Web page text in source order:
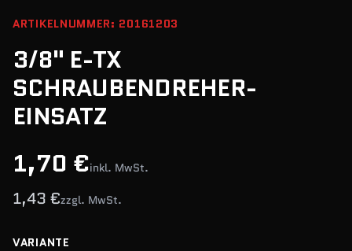
ARTIKELNUMMER: 20161203
3/8" E-TX
SCHRAUBENDREHER-
EINSATZ
1,70 €inkl. MwSt.
1,43 €zzgl. MwSt.
VARIANTE